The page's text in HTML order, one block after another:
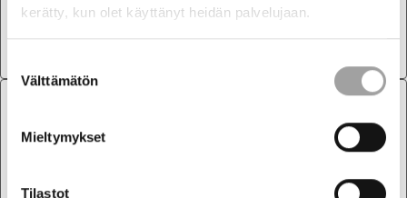
kerätty, kun olet käyttänyt heidän palvelujaan.
valinta
Välttämätön
Mieltymykset
Tilastot
Finnish Energy response on Nature
Directives – Targeted survey Stress test